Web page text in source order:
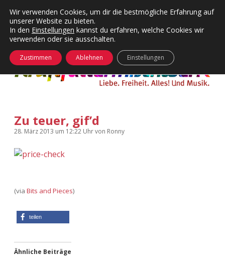
Kategorien
Menü
24 Hours Chilling
Die Wende
KFMW-Disco
KFMW-Disco
Dates
Adventskalender 2011
Adventskalender 2013
öffnen
Zu teuer, gif’d
28. März 2013 um 12:22 Uhrvon Ronny
(via Bits and Pieces)
teilen
Ähnliche Beiträge
Wir verwenden Cookies, um dir die bestmögliche Erfahrung auf
unserer Website zu bieten.
In den Einstellungen kannst du erfahren, welche Cookies wir
verwenden oder sie ausschalten.
Zustimmen Ablehnen Einstellungen